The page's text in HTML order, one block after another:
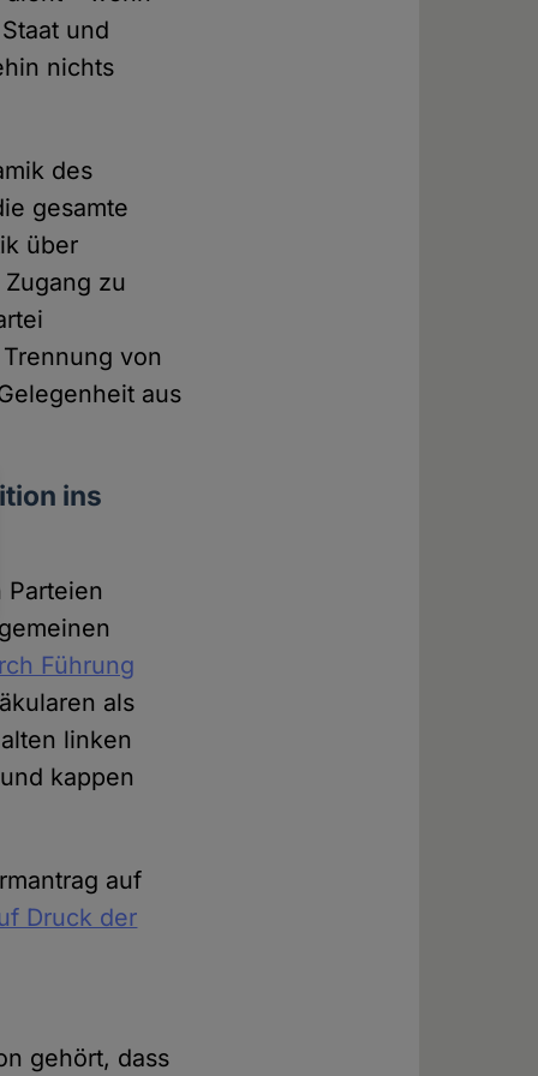
und
nichts
des
gesamte
über
zu
von
aus
ins
Parteien
Führung
als
linken
kappen
auf
Druck der
gehört, dass